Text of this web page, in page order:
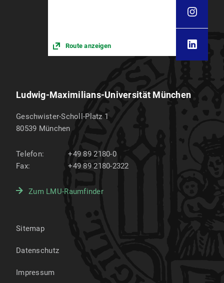
Route anzeigen
Ludwig-Maximilians-Universität München
Geschwister-Scholl-Platz 1
80539 München
Telefon:
+49 89 2180-0
Fax:
+49 89 2180-2322
Zum LMU-Raumfinder
Sitemap
Datenschutz
Impressum